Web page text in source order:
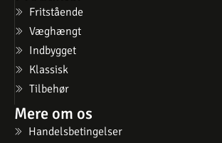
Fritstående
Væghængt
Indbygget
Klassisk
Tilbehør
Mere om os
Handelsbetingelser